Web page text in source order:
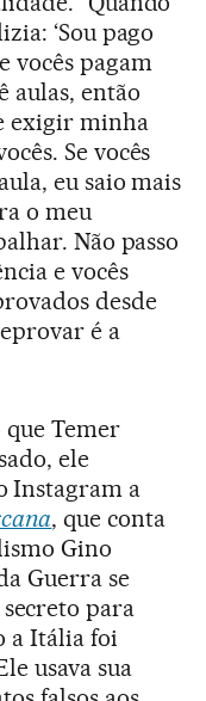
‘Sou pago
vocês pagam
aulas, então
exigir minha
Se vocês
eu saio mais
o meu
Não passo
e vocês
desde
é a
Temer
ele
Instagram a
, que conta
Gino
Guerra se
para
a Itália foi
usava sua